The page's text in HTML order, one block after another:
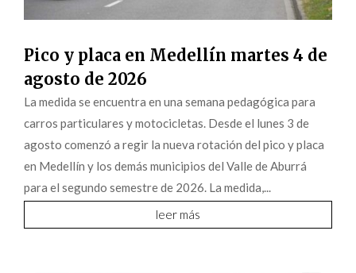
Pico y placa en Medellín martes 4 de
agosto de 2026
La medida se encuentra en una semana pedagógica para
carros particulares y motocicletas. Desde el lunes 3 de
agosto comenzó a regir la nueva rotación del pico y placa
en Medellín y los demás municipios del Valle de Aburrá
para el segundo semestre de 2026. La medida,...
leer más